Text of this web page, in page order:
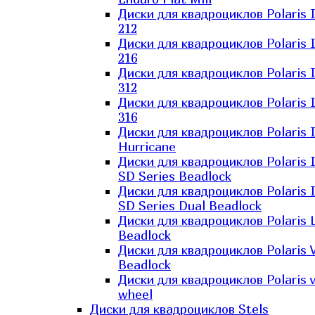
Диски для квадроциклов Polaris
212
Диски для квадроциклов Polaris
216
Диски для квадроциклов Polaris
312
Диски для квадроциклов Polaris
316
Диски для квадроциклов Polaris
Hurricane
Диски для квадроциклов Polaris
SD Series Beadlock
Диски для квадроциклов Polaris
SD Series Dual Beadlock
Диски для квадроциклов Polaris
Beadlock
Диски для квадроциклов Polaris
Beadlock
Диски для квадроциклов Polaris
wheel
Диски для квадроциклов Stels